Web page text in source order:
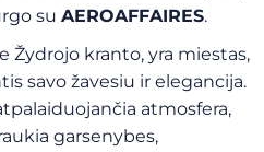
su AEROAFFAIRES.
Žydrojo kranto, yra miestas,
savo žavesiu ir elegancija.
atmosfera,
garsenybes,